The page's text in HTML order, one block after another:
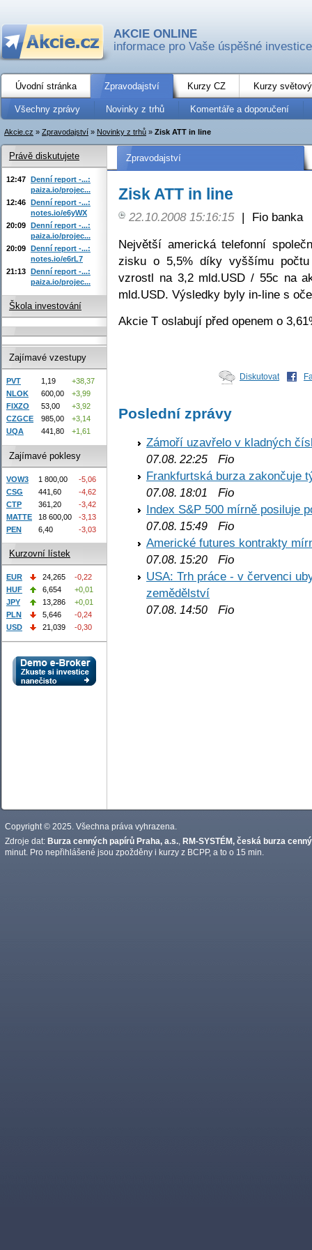
AKCIE ONLINE
informace pro Vaše úspěšné investice
Úvodní stránka Zpravodajství Kurzy CZ Kurzy
Všechny zprávy Novinky z trhů Komentáře a doporučení
Akcie.cz » Zpravodajství » Novinky z trhů » Zisk ATT in line
Zpravodajství
Zisk ATT in line
22.10.2008 15:16:15 |
Fio banka
Největší americká telefonní
zisku o 5,5% díky vyššímu
vzrostl na 3,2 mld.USD / 55c na
mld.USD. Výsledky byly in-line s
Akcie T oslabují před openem o
Diskutovat
Poslední zprávy
Zámoří uzavřelo v kladných
07.08. 22:25 Fio
Frankfurtská burza zakončuje
07.08. 18:01
Fio
Index S&P 500 mírně posiluje
07.08. 15:49 Fio
Americké futures kontrakty
07.08. 15:20 Fio
USA: Trh práce - v červenci
zemědělství
07.08. 14:50 Fio
Právě diskutujete
12:47 Denní report -...:
paiza.io/projec...
12:46 Denní report -...:
notes.io/e6yWX
20:09 Denní report -...:
paiza.io/projec...
20:09 Denní report -...:
notes.io/e6rL7
21:13 Denní report -...:
paiza.io/projec...
Škola investování
Zajímavé vzestupy
PVT 1,19
+38,37
NLOK
600,00
+3,99
FIXZO
53,00
+3,92
CZGCE
985,00
+3,14
UQA
441,80 +1,61
Zajímavé poklesy
VOW3 1 800,00
-5,06
CSG
441,60
-4,62
CTP
361,20
-3,42
MATTE
18 600,00
-3,13
PEN
6,40 -3,03
Kurzovní lístek
EUR 24,265
-0,22
HUF
6,654
+0,01
JPY
13,286
+0,01
PLN
5,646
-0,24
USD
21,039 -0,30
Copyright © 2025. Všechna práva vyhrazena.
Zdroje dat: Burza cenných papírů Praha, a.s. RM-SYSTÉM, česká burza
minut. Pro nepřihlášené jsou zpožděny i kurzy z BCPP, a to o 15 min.